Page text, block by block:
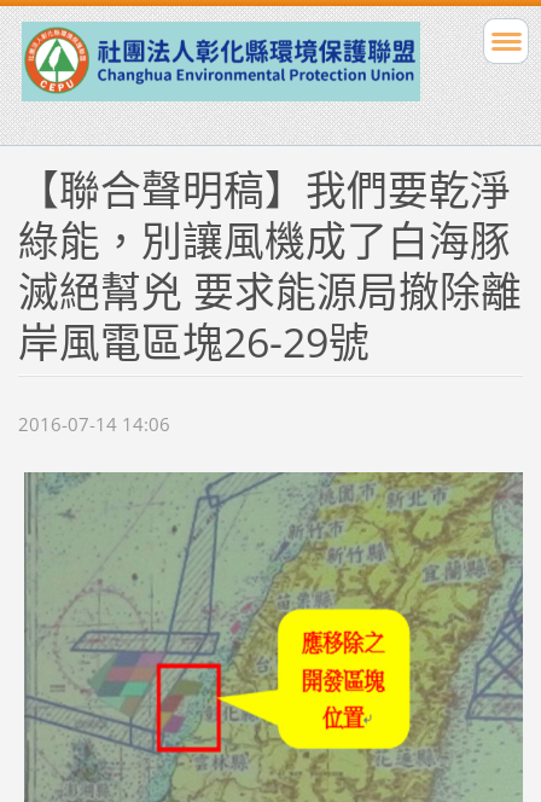
【聯合聲明稿】我們要乾淨
綠能，別讓風機成了白海豚
滅絕幫兇 要求能源局撤除離
岸風電區塊26-29號
2016-07-14 14:06